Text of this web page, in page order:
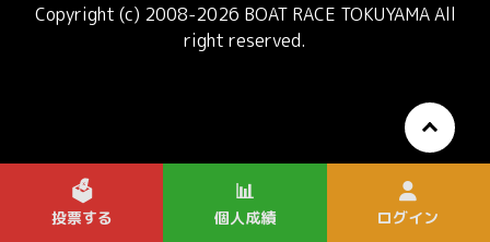
Copyright (c) 2008-2026 BOAT RACE TOKUYAMA All
right reserved.
🗳️
投票する
📊
個人成績 ログイン